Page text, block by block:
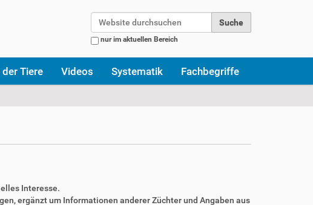
nur im aktuellen Bereich
der Tiere Videos Systematik Fachbegriffe
Interesse.
ergänzt um Informationen anderer Züchter und Angaben aus